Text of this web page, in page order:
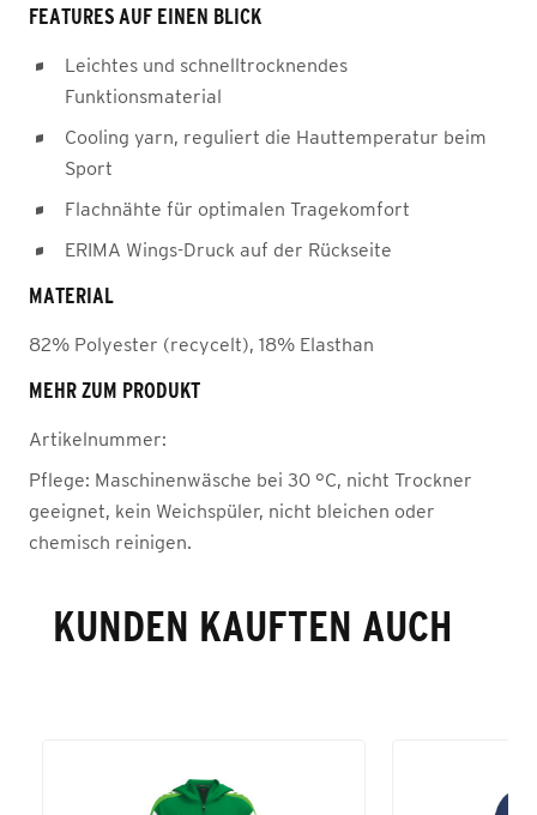
FEATURES AUF EINEN BLICK
Leichtes und schnelltrocknendes
Funktionsmaterial
Cooling yarn, reguliert die Hauttemperatur beim
Sport
Flachnähte für optimalen Tragekomfort
ERIMA Wings-Druck auf der Rückseite
MATERIAL
82% Polyester (recycelt), 18% Elasthan
MEHR ZUM PRODUKT
Artikelnummer:
Pflege: Maschinenwäsche bei 30 °C, nicht Trockner
geeignet, kein Weichspüler, nicht bleichen oder
chemisch reinigen.
KUNDEN KAUFTEN AUCH